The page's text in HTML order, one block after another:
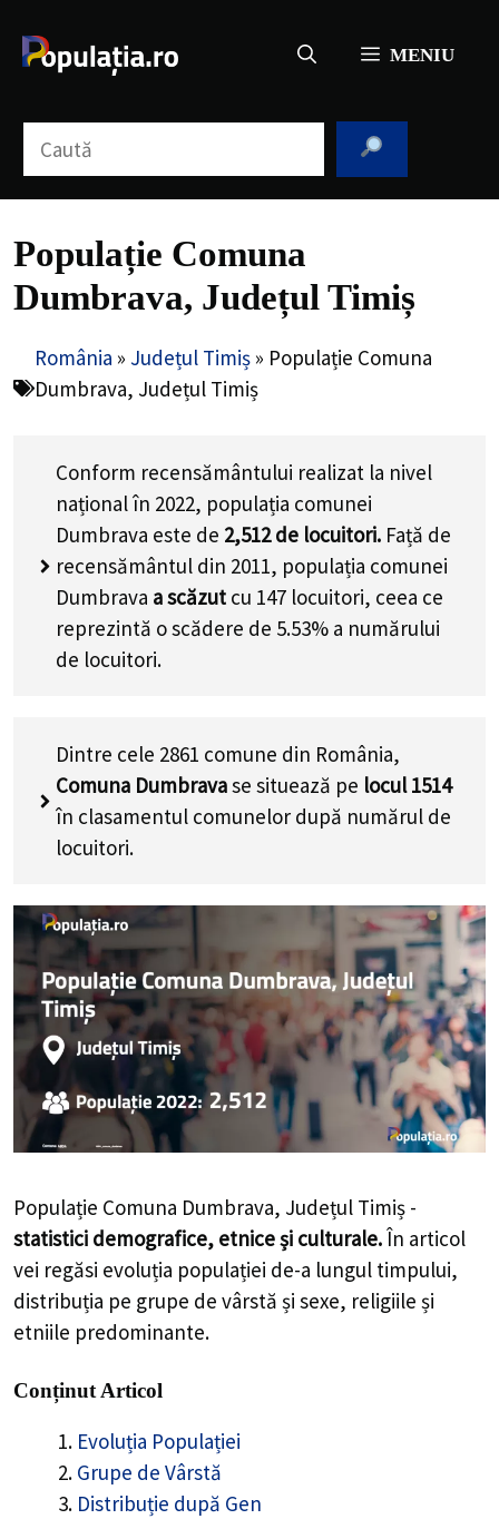
conținut
MENIU
Populație Comuna
Dumbrava, Județul Timiș
România » Județul Timiș » Populație Comuna
Dumbrava, Județul Timiș
Conform recensământului realizat la nivel
național în 2022, populația comunei
Dumbrava este de 2,512de locuitori. Față de
recensământul din 2011, populația comunei
Dumbrava a scăzut cu 147 locuitori, ceea ce
reprezintă o scădere de 5.53% a numărului
de locuitori.
Dintre cele 2861 comune din România,
Comuna Dumbravase situează pe locul 1514
în clasamentul comunelor după numărul de
locuitori.
Populație Comuna Dumbrava, Județul Timiș -
statistici demografice, etnice și culturale.În articol
vei regăsi evoluția populației de-a lungul timpului,
distribuția pe grupe de vârstă și sexe, religiile și
etniile predominante.
Conținut Articol
Evoluția Populației
Grupe de Vârstă
Distribuție după Gen